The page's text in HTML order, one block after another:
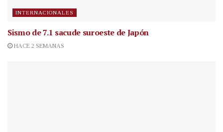
INTERNACIONALES
Sismo de 7.1 sacude suroeste de Japón
HACE 2 SEMANAS